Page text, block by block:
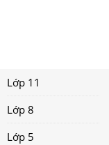
Lớp 11
Lớp 8
Lớp 5